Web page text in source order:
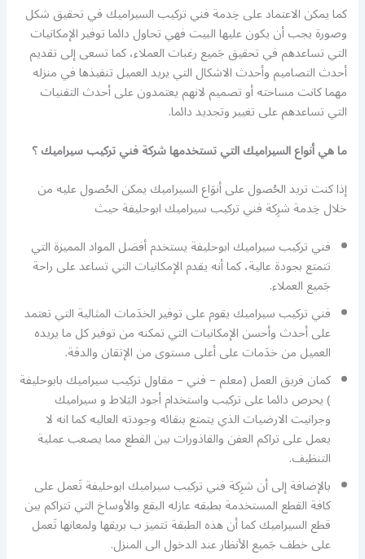
كما يمكن الاعتماد على خِدمة فني تركيب السيراميك في تحقيق شكل
وصورة يجب أن يكون عليها البيت فهي تحاول دائما توفير الإمكانيات
التي تساعدهم في تحقيق جَميع رغبات العملاء، كما تسعى إلى تقديم
أحدث التصاميم وأحدث الاشكال التي يريد العميل تنفيذها في منزله
مهما كانت مساحته أو تصميم لانهم يعتمدون على أحدث التقنيات
التي تساعدهم على تغيير وتجديد دائما.
ما هي أنواع السيراميك التي تستخدمها شركة فني تركيب سيراميك ؟
إذا كنت تريد الحُصول على أنوَاع السيراميك يمكن الحُصول عليه من
خلال خِدمة شرِكة فني تركيب سيراميك ابوحليفة حيث
فني تركيب سيراميك ابوحليفة يستخدم أفضل المواد المميزة التي
تتمتع بجودة عالية، كما أنه يقدم الإمكانيات التي تساعد على راحة
جَميع العملاء.
فني تركيب سيراميك يقوم على توفير الخدَمات المثالية التي تعتمد
على أحدث وأحسن الإمكانيات التي تمكنه من توفير كل ما يريده
العميل من خدَمات على أعلى مستوى من الإتقان والدقة.
كمان فريق العمل (معلم – فني – مقاول تركيب سيراميك بابوحليفة
) يحرص دائما على تركيب واستخدام أجود البَلاط و سيراميك
وجرانيت الارضيات الذي يتمتع بنقائه وجودته العاليه كما انه لا
يعمل على تراكم العفن والقاذورات بين القطع مما يصعب عملية
التنظيف.
بالإضافة إلى أن شرِكة فني تركيب سيراميك ابوحليفة تَعمل على
كافة القطع المستخدمة بطبقه عازله البقع والأوساخ التي تتراكم بين
قطع السيراميك كما أن هذه الطبقة تتميز ب بريقها ولمعانها تَعمل
على خطف جَميع الأنظار عند الدخول الى المنزل.